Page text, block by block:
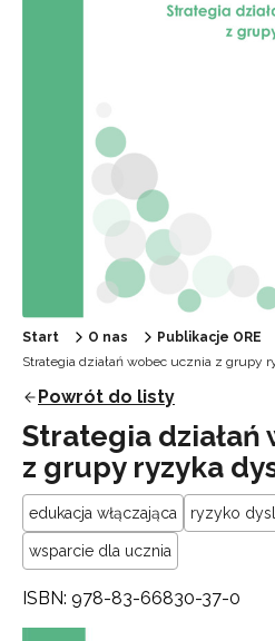
Start O nas
Publikacje ORE
Strategia działań wobec ucznia z grupy
Powrót do listy
Strategia działań
z grupy ryzyka
edukacja włączająca ryzyko
wsparcie dla ucznia
ISBN: 978-83-66830-37-0